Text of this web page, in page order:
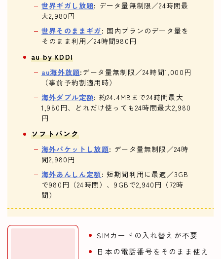
世界ギガし放題: データ量無制限／24時間最
大2,980円
世界そのままギガ: 国内プランのデータ量を
そのまま利用／24時間980円
au by KDDI
au海外放題:データ量無制限／24時間1,000円
（事前予約割適用時）
海外ダブル定額: 約24.4MBまで24時間最大
1,980円、どれだけ使っても24時間最大2,980
円
ソフトバンク
海外パケットし放題: データ量無制限／24時
間2,980円
海外あんしん定額: 短期間利用に最適／3GB
で980円（24時間）、9GBで2,940円（72時
間）
SIMカードの入れ替えが不要
日本の電話番号をそのまま使え